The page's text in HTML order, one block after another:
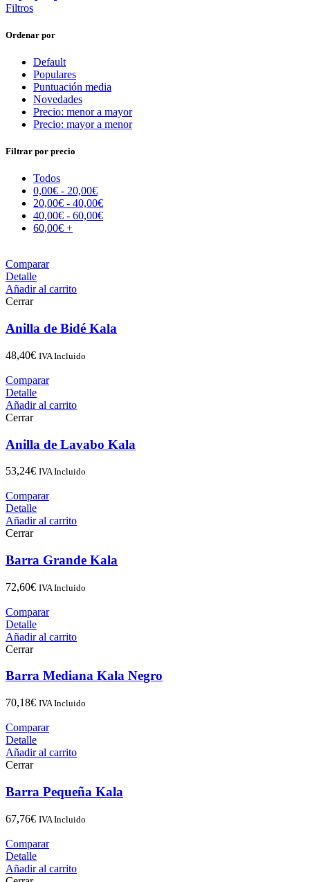
Filtros
Ordenar por
Default
Populares
Puntuación media
Novedades
Precio: menor a mayor
Precio: mayor a menor
Filtrar por precio
Todos
0,00€ - 20,00€
20,00€ - 40,00€
40,00€ - 60,00€
60,00€ +
Comparar
Detalle
Añadir al carrito
Cerrar
Anilla de Bidé Kala
48,40€ IVA Incluido
Comparar
Detalle
Añadir al carrito
Cerrar
Anilla de Lavabo Kala
53,24€ IVA Incluido
Comparar
Detalle
Añadir al carrito
Cerrar
Barra Grande Kala
72,60€ IVA Incluido
Comparar
Detalle
Añadir al carrito
Cerrar
Barra Mediana Kala Negro
70,18€ IVA Incluido
Comparar
Detalle
Añadir al carrito
Cerrar
Barra Pequeña Kala
67,76€ IVA Incluido
Comparar
Detalle
Añadir al carrito